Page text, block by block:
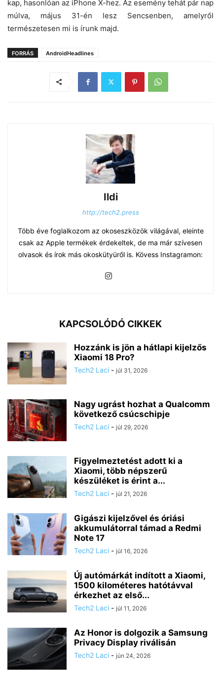
kap, hasonlóan az iPhone X-hez. Az esemény tehát pár nap
múlva, május 31-én lesz Sencsenben, amelyről
természetesen mi is írunk majd.
FORRÁS AndroidHeadlines
Ildi
http://tech2.press
Több éve foglalkozom az okoseszközök világával, eleinte
csak az Apple termékek érdekeltek, de ma már szívesen
olvasok és írok más okoskütyüről is. Kövess Instagramon:
KAPCSOLÓDÓ CIKKEK
Hozzánk is jön a hátlapi kijelzős
Xiaomi 18 Pro?
Tech2 Laci - júl 31, 2026
Nagy ugrást hozhat a Qualcomm
következő csúcschipje
Tech2 Laci - júl 29, 2026
Figyelmeztetést adott ki a
Xiaomi, több népszerű
készüléket is érint a...
Tech2 Laci - júl 21, 2026
Gigászi kijelzővel és óriási
akkumulátorral támad a Redmi
Note 17
Tech2 Laci - júl 16, 2026
Új autómárkát indított a Xiaomi,
1500 kilométeres hatótávval
érkezhet az első...
Tech2 Laci - júl 11, 2026
Az Honor is dolgozik a Samsung
Privacy Display riválisán
Tech2 Laci - jún 24, 2026